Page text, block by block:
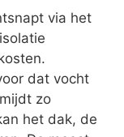
Er zijn voor-
heel
dan
kunnen
en
en